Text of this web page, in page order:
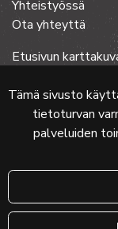
Tämä sivusto
tietoturvan
palveluiden
Yhteistyössä
Ota yhteyttä
Etusivun
© 2024 PKMT |